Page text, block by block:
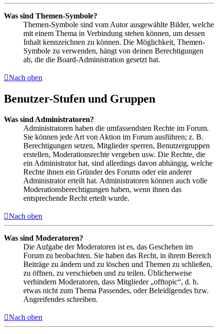
Was sind Themen-Symbole?
Themen-Symbole sind vom Autor ausgewählte Bilder, welche
mit einem Thema in Verbindung stehen können, um dessen
Inhalt kennzeichnen zu können. Die Möglichkeit, Themen-
Symbole zu verwenden, hängt von deinen Berechtigungen
ab, die die Board-Administration gesetzt hat.
Nach oben
Benutzer-Stufen und Gruppen
Was sind Administratoren?
Administratoren haben die umfassendsten Rechte im Forum.
Sie können jede Art von Aktion im Forum ausführen; z. B.
Berechtigungen setzen, Mitglieder sperren, Benutzergruppen
erstellen, Moderationsrechte vergeben usw. Die Rechte, die
ein Administrator hat, sind allerdings davon abhängig, welche
Rechte ihnen ein Gründer des Forums oder ein anderer
Administrator erteilt hat. Administratoren können auch volle
Moderationsberechtigungen haben, wenn ihnen das
entsprechende Recht erteilt wurde.
Nach oben
Was sind Moderatoren?
Die Aufgabe der Moderatoren ist es, das Geschehen im
Forum zu beobachten. Sie haben das Recht, in ihrem Bereich
Beiträge zu ändern und zu löschen und Themen zu schließen,
zu öffnen, zu verschieben und zu teilen. Üblicherweise
verhindern Moderatoren, dass Mitglieder „offtopic“, d. h.
etwas nicht zum Thema Passendes, oder Beleidigendes bzw.
Angreifendes schreiben.
Nach oben